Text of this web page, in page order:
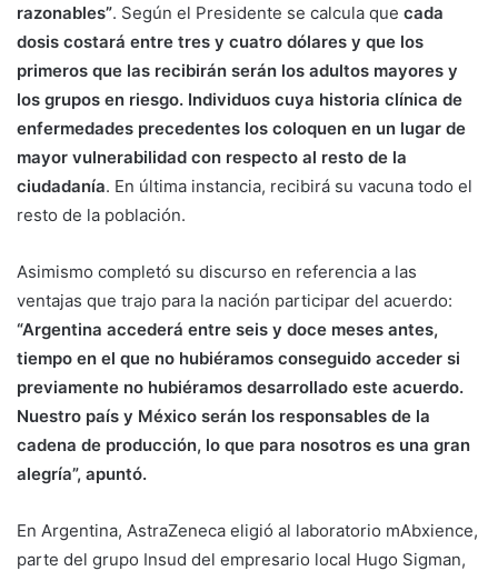
razonables”. Según el Presidente se calcula que cada
dosis costará entre tres y cuatro dólares y que los
primeros que las recibirán serán los adultos mayores y
los grupos en riesgo. Individuos cuya historia clínica de
enfermedades precedentes los coloquen en un lugar de
mayor vulnerabilidad con respecto al resto de la
ciudadanía. En última instancia, recibirá su vacuna todo el
resto de la población.
Asimismo completó su discurso en referencia a las
ventajas que trajo para la nación participar del acuerdo:
“Argentina accederá entre seis y doce meses antes,
tiempo en el que no hubiéramos conseguido acceder si
previamente no hubiéramos desarrollado este acuerdo.
Nuestro país y México serán los responsables de la
cadena de producción, lo que para nosotros es una gran
alegría”, apuntó.
En Argentina, AstraZeneca eligió al laboratorio mAbxience,
parte del grupo Insud del empresario local Hugo Sigman,